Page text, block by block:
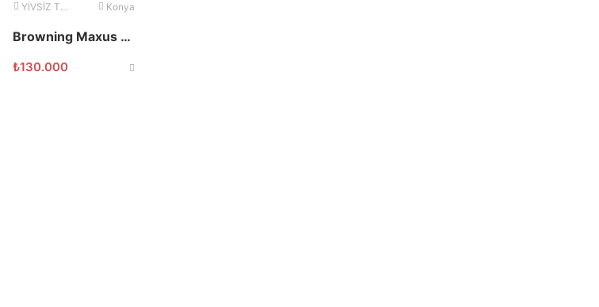
YİVSİZ TÜFEK Konya
Browning Maxus Ultimate Ducks 12 Kalibre
₺130.000